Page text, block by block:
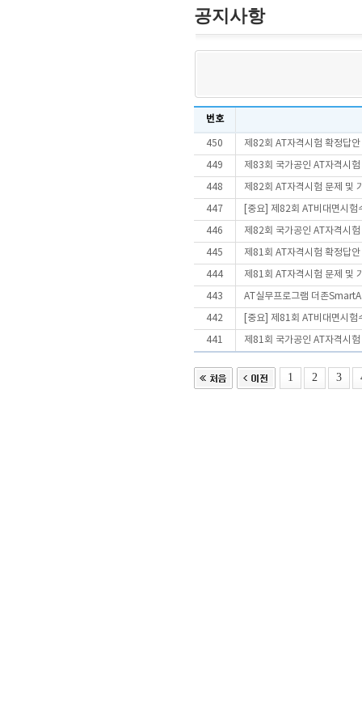
공지사항
번호
450 제82회 AT자격시험 확정답
449 제83회 국가공인 AT자격시
448 제82회 AT자격시험 문제 및
447 [중요] 제82회 AT비대면시험
446 제82회 국가공인 AT자격시
445 제81회 AT자격시험 확정답
444 제81회 AT자격시험 문제 및
443 AT실무프로그램 더존
442 [중요] 제81회 AT비대면시험
441 제81회 국가공인 AT자격시
1 2 3